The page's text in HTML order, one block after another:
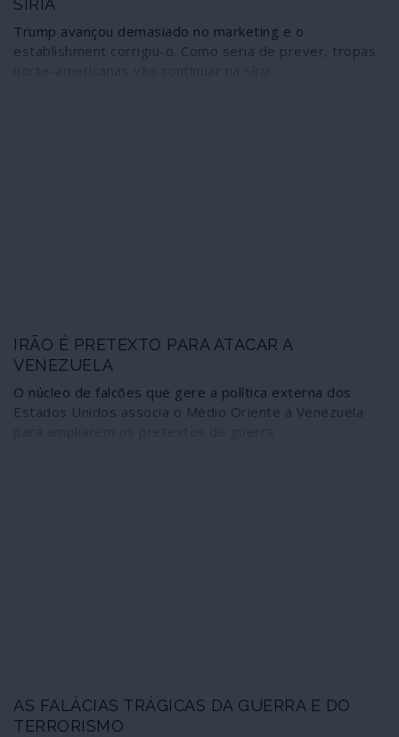
SÍRIA
Trump avançou demasiado no marketing e o
establishment corrigiu-o. Como seria de prever, tropas
IRÃO É PRETEXTO PARA ATACAR A
VENEZUELA
O núcleo de falcões que gere a política externa dos
Estados Unidos associa o Médio Oriente à Venezuela
AS FALÁCIAS TRÁGICAS DA GUERRA E DO
TERRORISMO